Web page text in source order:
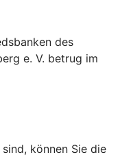
des
e. V. betrug im
können Sie die